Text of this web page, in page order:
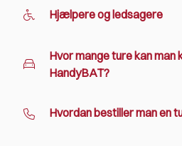
Hjælpere og ledsagere
Hvor mange ture kan man
HandyBAT?
Hvordan bestiller man en